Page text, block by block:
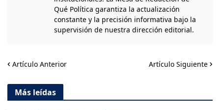
Qué Política garantiza la actualización
constante y la precisión informativa bajo la
supervisión de nuestra dirección editorial.
Artículo Anterior Artículo Siguiente
Más leídas